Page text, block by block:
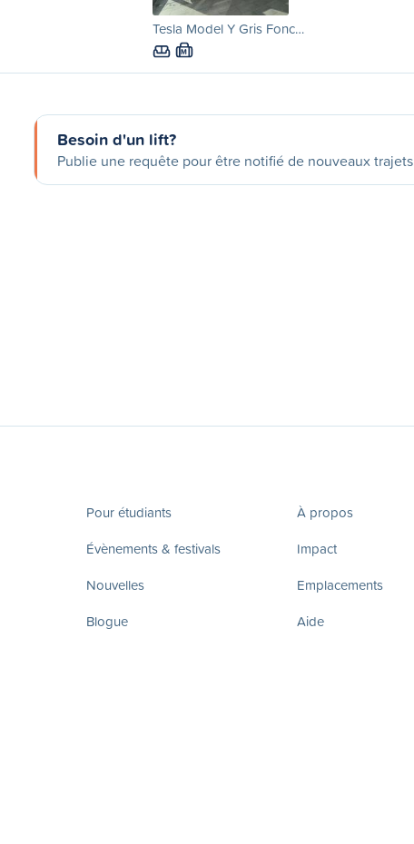
Tesla Model Y Gris Fonc…
M
Besoin d'un lift?
Publie une requête pour être notifié de nouveaux trajets
Pour étudiants
Évènements & festivals
Nouvelles
Blogue
À propos
Impact
Emplacements
Aide